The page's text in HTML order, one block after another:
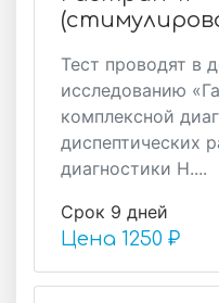
Тест проводят в
исследованию
комплексной
диспептических
диагностики H....
Срок 9 дней
Цена 1250 ₽